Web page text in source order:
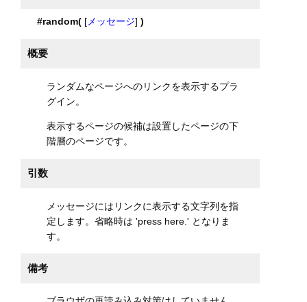
#random([メッセージ] )
概要
ランダムなページへのリンクを表示するプラ
グイン。
表示するページの候補は設置したページの下
階層のページです。
引数
メッセージにはリンクに表示する文字列を指
定します。省略時は 'press here.' となりま
す。
備考